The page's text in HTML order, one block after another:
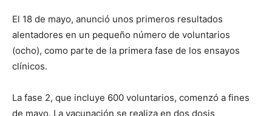
El 18 de mayo, anunció unos primeros resultados
alentadores en un pequeño número de voluntarios
(ocho), como parte de la primera fase de los ensayos
clínicos.
La fase 2, que incluye 600 voluntarios, comenzó a fines
de mayo. La vacunación se realiza en dos dosis